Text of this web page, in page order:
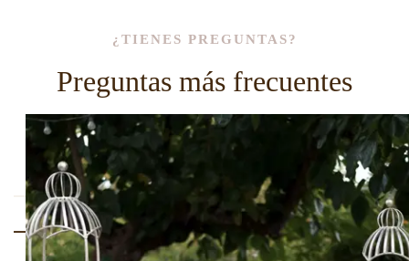
¿TIENES PREGUNTAS?
Preguntas más frecuentes
¿Cuánto cuesta una boda en Barcelona?